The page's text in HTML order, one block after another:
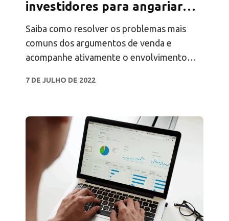
investidores para angariar
fundos para as empresas em
fase de arranque
Saiba como resolver os problemas mais
comuns dos argumentos de venda e
acompanhe ativamente o envolvimento
para obter sucesso na angariação de
7 DE JULHO DE 2022